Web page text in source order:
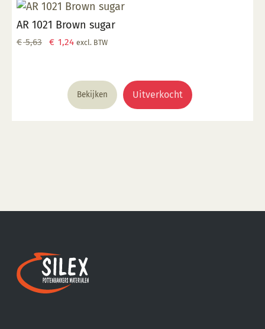
AR 1021 Brown sugar
€5,63
Oorspronkelijke
€ 5,63.
€ 1,24Huidige
€ 1,24.
excl. BTW
Bekijken Uitverkocht